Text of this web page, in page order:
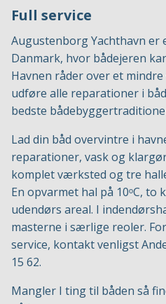
Full service
Augustenborg Yachthavn er
Danmark, hvor bådejeren
Havnen råder over et
udføre alle reparationer i
bedste
Lad din båd overvintre i
reparationer, vask og
komplet værksted og tre
En opvarmet hal på 10ᵒC, to
udendørs areal. I
masterne i særlige reoler.
service, kontakt venligst
15 62.
Mangler I ting til båden så